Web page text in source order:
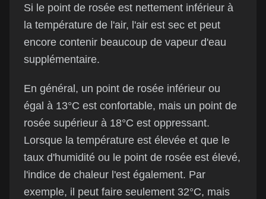
Si le point de rosée est nettement inférieur à
la température de l'air, l'air est sec et peut
encore contenir beaucoup de vapeur d'eau
supplémentaire.
En général, un point de rosée inférieur ou
égal à 13°C est confortable, mais un point de
rosée supérieur à 18°C est oppressant.
Lorsque la température est élevée et que le
taux d'humidité ou le point de rosée est élevé,
l'indice de chaleur l'est également. Par
exemple, il peut faire seulement 32°C, mais